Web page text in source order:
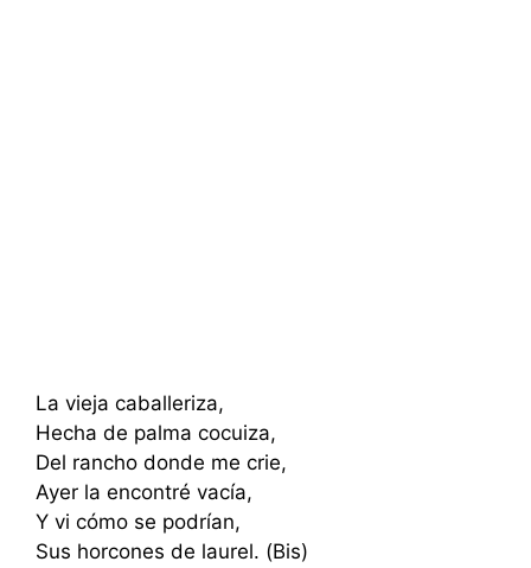
La vieja caballeriza,
Hecha de palma cocuiza,
Del rancho donde me crie,
Ayer la encontré vacía,
Y vi cómo se podrían,
Sus horcones de laurel. (Bis)